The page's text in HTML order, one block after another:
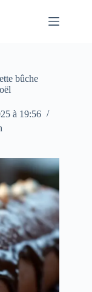
bûche
à 19:56